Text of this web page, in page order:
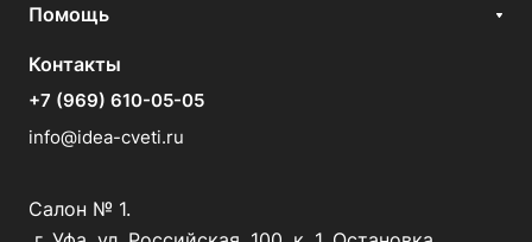
Помощь
Контакты
+7 (969) 610-05-05
info@idea-cveti.ru
Салон № 1.